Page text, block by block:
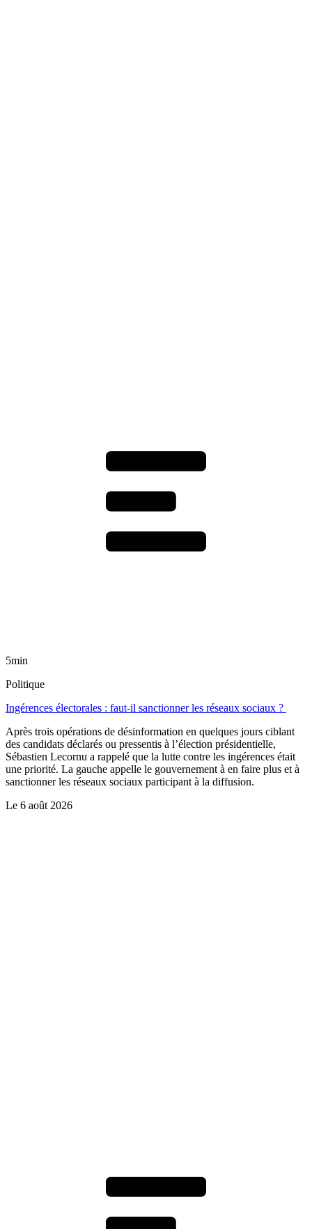
5min
Politique
Ingérences électorales : faut-il sanctionner les réseaux sociaux ?
Après trois opérations de désinformation en quelques jours ciblant
des candidats déclarés ou pressentis à l’élection présidentielle,
Sébastien Lecornu a rappelé que la lutte contre les ingérences était
une priorité. La gauche appelle le gouvernement à en faire plus et à
sanctionner les réseaux sociaux participant à la diffusion.
Le 6 août 2026